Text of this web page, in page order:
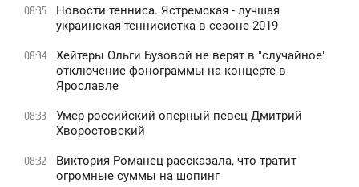
08:35
Новости тенниса. Ястремская - лучшая
украинская теннисистка в сезоне-2019
08:34
Хейтеры Ольги Бузовой не верят в "случайное"
отключение фонограммы на концерте в
Ярославле
08:33
Умер российский оперный певец Дмитрий
Хворостовский
08:32
Виктория Романец рассказала, что тратит
огромные суммы на шопинг